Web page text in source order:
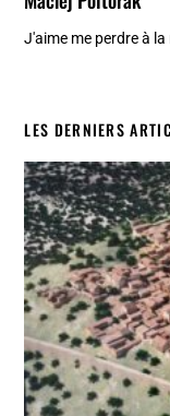
J'aime me perdre à
LES DERNIERS